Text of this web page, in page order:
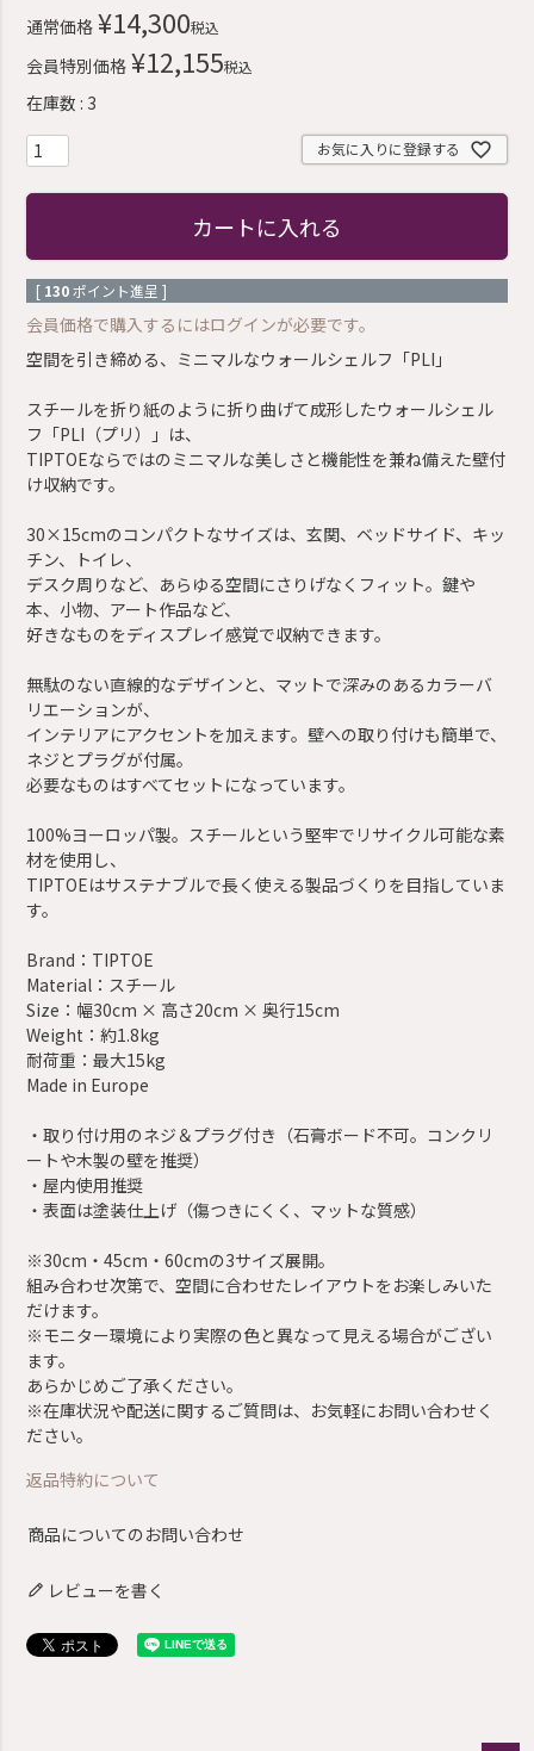
通常価格 ¥14,300税込
会員特別価格 ¥12,155税込
在庫数 3
お気に入りに登録する
カートに入れる
[ 130ポイント進呈 ]
会員価格で購入するにはログインが必要です。
空間を引き締める、ミニマルなウォールシェルフ「PLI」
スチールを折り紙のように折り曲げて成形したウォールシェル
フ「PLI（プリ）」は、
TIPTOEならではのミニマルな美しさと機能性を兼ね備えた壁付
け収納です。
30×15cmのコンパクトなサイズは、玄関、ベッドサイド、キッ
チン、トイレ、
デスク周りなど、あらゆる空間にさりげなくフィット。鍵や
本、小物、アート作品など、
好きなものをディスプレイ感覚で収納できます。
無駄のない直線的なデザインと、マットで深みのあるカラーバ
リエーションが、
インテリアにアクセントを加えます。壁への取り付けも簡単で、
ネジとプラグが付属。
必要なものはすべてセットになっています。
100%ヨーロッパ製。スチールという堅牢でリサイクル可能な素
材を使用し、
TIPTOEはサステナブルで長く使える製品づくりを目指していま
す。
Brand：TIPTOE
Material：スチール
Size：幅30cm × 高さ20cm × 奥行15cm
Weight：約1.8kg
耐荷重：最大15kg
Made in Europe
・取り付け用のネジ＆プラグ付き（石膏ボード不可。コンクリ
ートや木製の壁を推奨）
・屋内使用推奨
・表面は塗装仕上げ（傷つきにくく、マットな質感）
※30cm・45cm・60cmの3サイズ展開。
組み合わせ次第で、空間に合わせたレイアウトをお楽しみいた
だけます。
※モニター環境により実際の色と異なって見える場合がござい
ます。
あらかじめご了承ください。
※在庫状況や配送に関するご質問は、お気軽にお問い合わせく
ださい。
返品特約について
商品についてのお問い合わせ
レビューを書く